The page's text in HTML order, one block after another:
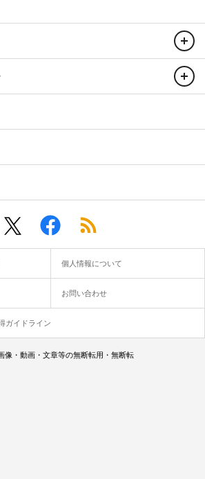
ようになってきていた。そんな中、事
木場勝己）が映画の出資詐欺に遭い、
債を抱えてしまう。そこにIT会社の社
一）が現れ、事務所の経営権を譲れと
組まれていたような買収劇。
れてしまう。慌てて熱護に知らせよう
が、熱護はすでに城戸の入院先の病院
2人で初めて取った仕事の話を淡々と
。
たちをよそに、熱護はそのまま行方を
事実無根のネット記事が出回り、ゆか
突撃取材をされるも、熱護を信じる
ス目前、ついに大物俳優・桐林藤吾も
でん返しは起こるのか!?
個人情報について
お問い合わせ
ガイドライン
像・動画・文章等の無断転用・無断転